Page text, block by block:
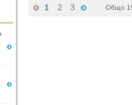
1 2 3 Общо